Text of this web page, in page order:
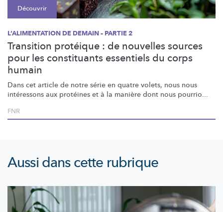
Découvrir
L’ALIMENTATION DE DEMAIN – PARTIE 2
Transition protéique : de nouvelles sources
pour les constituants essentiels du corps
humain
Dans cet article de notre série en quatre volets, nous nous
intéressons aux protéines et à la manière dont nous pourrio...
FNR
Aussi dans cette rubrique